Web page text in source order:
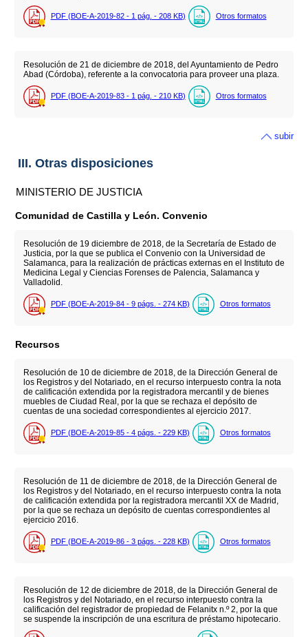
PDF (BOE-A-2019-82 - 1 pág. - 208 KB) Otros formatos
Resolución de 21 de diciembre de 2018, del Ayuntamiento de Pedro
Abad (Córdoba), referente a la convocatoria para proveer una plaza.
PDF (BOE-A-2019-83 - 1 pág. - 210 KB) Otros formatos
subir
III. Otras disposiciones
MINISTERIO DE JUSTICIA
Comunidad de Castilla y León. Convenio
Resolución de 19 diciembre de 2018, de la Secretaría de Estado de
Justicia, por la que se publica el Convenio con la Universidad de
Salamanca, para la realización de prácticas externas en el Instituto de
Medicina Legal y Ciencias Forenses de Palencia, Salamanca y
Valladolid.
PDF (BOE-A-2019-84 - 9 págs. - 274 KB) Otros formatos
Recursos
Resolución de 10 de diciembre de 2018, de la Dirección General de
los Registros y del Notariado, en el recurso interpuesto contra la nota
de calificación extendida por la registradora mercantil y de bienes
muebles de Ciudad Real, por la que se rechaza el depósito de
cuentas de una sociedad correspondientes al ejercicio 2017.
PDF (BOE-A-2019-85 - 4 págs. - 229 KB) Otros formatos
Resolución de 11 de diciembre de 2018, de la Dirección General de
los Registros y del Notariado, en el recurso interpuesto contra la nota
de calificación extendida por la registradora mercantil XX de Madrid,
por la que se rechaza un depósito de cuentas correspondientes al
ejercicio 2016.
PDF (BOE-A-2019-86 - 3 págs. - 228 KB) Otros formatos
Resolución de 12 de diciembre de 2018, de la Dirección General de
los Registros y del Notariado, en el recurso interpuesto contra la
calificación del registrador de propiedad de Felanitx n.º 2, por la que
se suspende la inscripción de una escritura de préstamo hipotecario.